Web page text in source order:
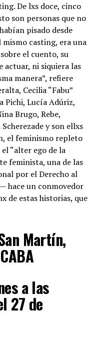
De lxs doce, cinco
son personas que no
pisado desde
casting, era una
el cuento, su
actuar, ni siquiera las
manera”, refiere
Cecilia “Fabu”
Pichi, Lucía Adúriz,
Brugo, Rebe,
y son ellxs
el feminismo repleto
“alter ego de la
feminista, una de las
por el Derecho al
hace un conmovedor
de estas historias, que
Martín,
a las
27 de